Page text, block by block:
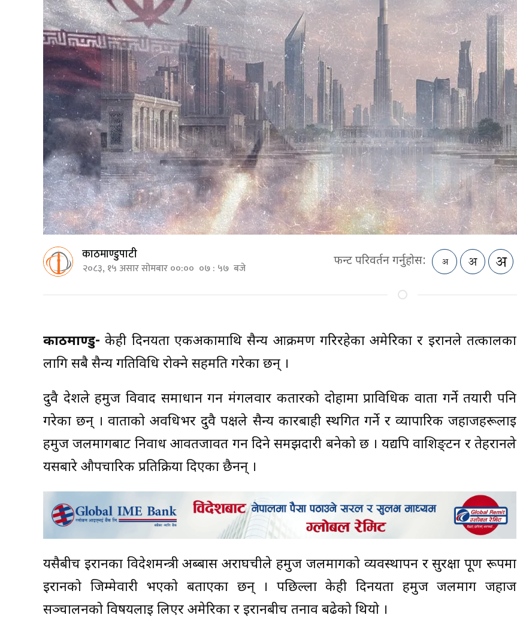
काठमाण्डुपाटी
२०८३, १५ असार सोमबार ००:०० ०७ : ५७ बजे फन्ट परिवर्तन गर्नुहोस:
काठमाण्डु- केही दिनयता एकअर्कामाथि सैन्य आक्रमण गरिरहेका अमेरिका र इरानले तत्कालका
लागि सबै सैन्य गतिविधि रोक्ने सहमति गरेका छन् ।
दुवै देशले हर्मुज विवाद समाधान गर्न मंगलवार कतारको दोहामा प्राविधिक वार्ता गर्ने तयारी पनि
गरेका छन् । वार्ताको अवधिभर दुवै पक्षले सैन्य कारबाही स्थगित गर्ने र व्यापारिक जहाजहरूलाई
हर्मुज जलमार्गबाट निर्वाध आवतजावत गर्न दिने समझदारी बनेको छ । यद्यपि वाशिङ्टन र तेहरानले
यसबारे औपचारिक प्रतिक्रिया दिएका छैनन् ।
यसैबीच इरानका विदेशमन्त्री अब्बास अराघचीले हर्मुज जलमार्गको व्यवस्थापन र सुरक्षा पूर्ण रूपमा
इरानको जिम्मेवारी भएको बताएका छन् । पछिल्ला केही दिनयता हर्मुज जलमार्ग जहाज
सञ्चालनको विषयलाई लिएर अमेरिका र इरानबीच तनाव बढेको थियो ।